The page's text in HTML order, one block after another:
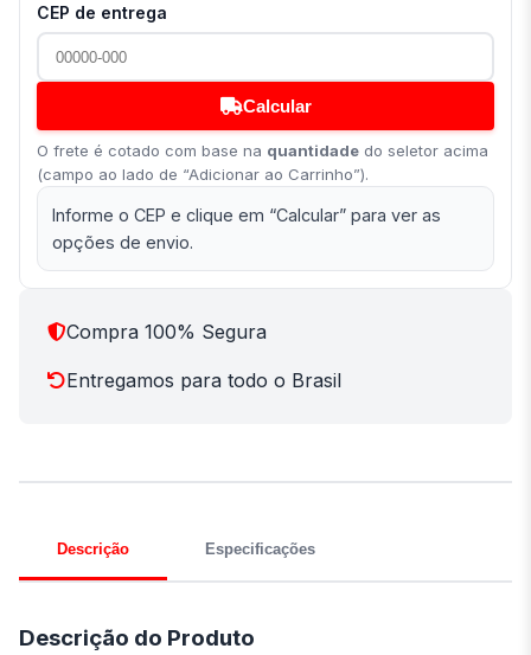
CEP de entrega
Calcular
O frete é cotado com base na quantidade do seletor acima
(campo ao lado de “Adicionar ao Carrinho”).
Informe o CEP e clique em “Calcular” para ver as
opções de envio.
Compra 100% Segura
Entregamos para todo o Brasil
Descrição Especificações
Descrição do Produto